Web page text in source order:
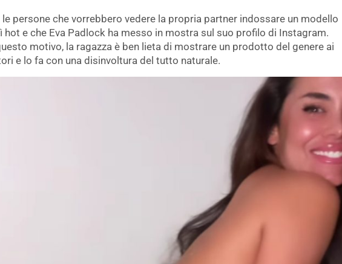
persone che vorrebbero vedere la propria partner indossare un modello
e che Eva Padlock ha messo in mostra sul suo profilo di Instagram.
motivo, la ragazza è ben lieta di mostrare un prodotto del genere ai
e lo fa con una disinvoltura del tutto naturale.